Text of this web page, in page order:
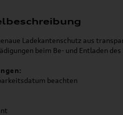
Ladekantenschutz aus
beim Be- und Entladen
beachten